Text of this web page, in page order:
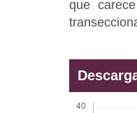
que